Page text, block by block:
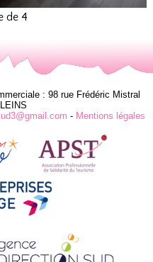
de 4
: 98 rue Frédéric Mistral
- Mentions légales